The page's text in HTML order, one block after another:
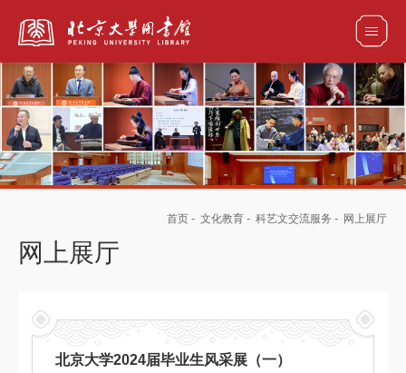
全部资源
首页 - 文化教育 - 科艺文交流服务 - 网上展厅
网上展厅
北京大学2024届毕业生风采展（一）